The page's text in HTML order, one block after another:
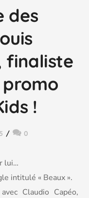
des
finaliste
!
0
lui…
intitulé « Beaux ».
Claudio Capéo,